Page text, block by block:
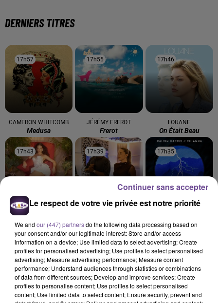
DERNIERS TITRES
17h57
17h57
CAMERON WHITCOMB
Medusa
17h55
17h55
JÉRÉMY FREROT
Frerot
17h46
17h46
LOUANE
On Était Beau
17h43
17h43
One Track Mind
17h39
17h39
Juste Un Peu
17h35
17h35
RIHANNA
This Is What You
Came For
Cet élément est masqué compte-tenu du refus du
Le respect de votre vie privée est notre priorité
We and our (447) partnersdo the following data processing based on
your consent and/or our legitimate interest: Store and/or access
information on a device; Use limited data to select advertising; Create
profiles for personalised advertising; Use profiles to select personalised
advertising; Measure advertising performance; Measure content
performance; Understand audiences through statistics or combinations
of data from different sources; Develop and improve services; Create
profiles to personalise content; Use profiles to select personalised
content; Use limited data to select content; Ensure security, prevent and
Continuer sans accepter